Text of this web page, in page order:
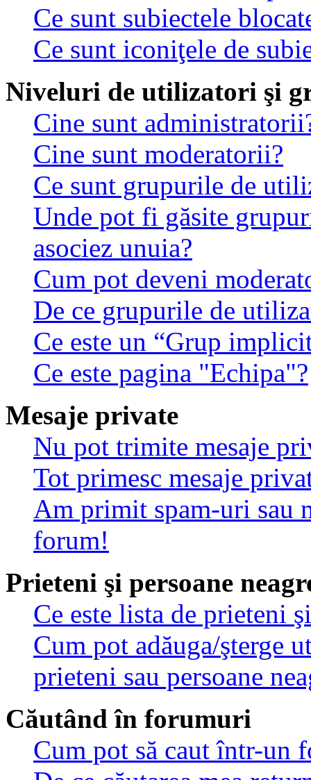
Ce sunt subiectele
Ce sunt iconiţele de
Niveluri de utilizatori şi
Cine sunt
Cine sunt moderatorii?
Ce sunt grupurile de
Unde pot fi găsite
asociez unuia?
Cum pot deveni
De ce grupurile de
Ce este un “Grup
Ce este pagina "Echipa"?
Mesaje private
Nu pot trimite mesaje
Tot primesc mesaje
Am primit spam-uri sau
forum!
Prieteni şi persoane
Ce este lista de prieteni
Cum pot adăuga/şterge
prieteni sau persoane
Căutând în forumuri
Cum pot să caut într-un